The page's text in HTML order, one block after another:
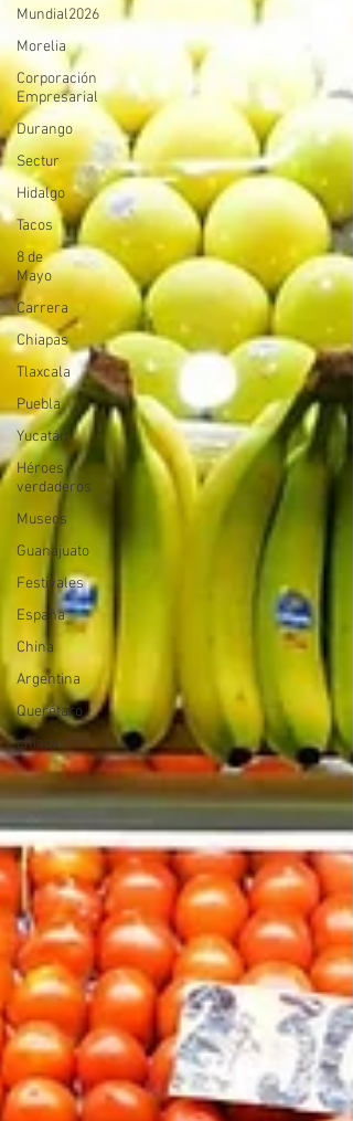
Mundial2026
Morelia
Corporación
Empresarial
Durango
Sectur
Hidalgo
Tacos
8 de
Mayo
Carrera
Chiapas
Tlaxcala
Puebla
Yucatán
Héroes
verdaderos
Museos
Guanajuato
Festivales
España
China
Argentina
Querétaro
chiapas